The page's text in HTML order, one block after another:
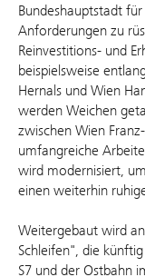
Bundeshauptstadt
Anforderungen zu
Reinvestitions- und
beispielsweise
Hernals und Wien
werden Weichen
zwischen Wien
umfangreiche
wird modernisiert,
einen weiterhin
Weitergebaut wird
Schleifen", die
S7 und der Ostbahn